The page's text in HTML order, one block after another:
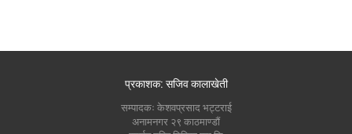
प्रकाशक: सजिव कालाखेती
सम्पादकः केशवप्रसाद भट्टराई
अनामनगर २९ काठमाण्डौं